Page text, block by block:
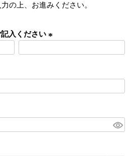
の上、お進みください。
入ください